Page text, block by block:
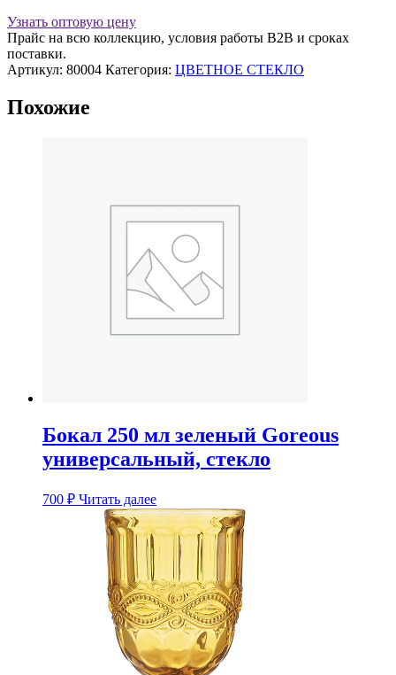
для
мартини
Полоска,
стекло,
роспись
Узнать оптовую цену
Прайс на всю коллекцию, условия работы В2В и сроках
поставки.
Артикул: 80004 Категория: ЦВЕТНОЕ СТЕКЛО
Похожие
Бокал 250 мл зеленый Goreous
универсальный, стекло
700 ₽ Читать далее